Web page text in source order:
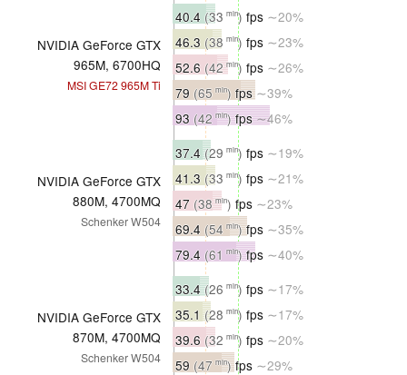
NVIDIA GeForce GTX
965M, 6700HQ
MSI GE72 965M Ti
40.4 (33 min) fps ∼20%
46.3 (38 min) fps ∼23%
52.6 (42 min) fps ∼26%
79 (65 min) fps∼39%
93 (42 min)fps∼46%
NVIDIA GeForce GTX
880M, 4700MQ
Schenker W504
37.4(29 min) fps ∼19%
41.3 (33 min) fps ∼21%
47 (38 min) fps ∼23%
69.4 (54 min)fps ∼35%
79.4 (61 min)fps ∼40%
NVIDIA GeForce GTX
870M, 4700MQ
Schenker W504
33.4(26 min) fps ∼17%
35.1(28 min) fps ∼17%
39.6 (32 min) fps ∼20%
59 (47 min)fps ∼29%